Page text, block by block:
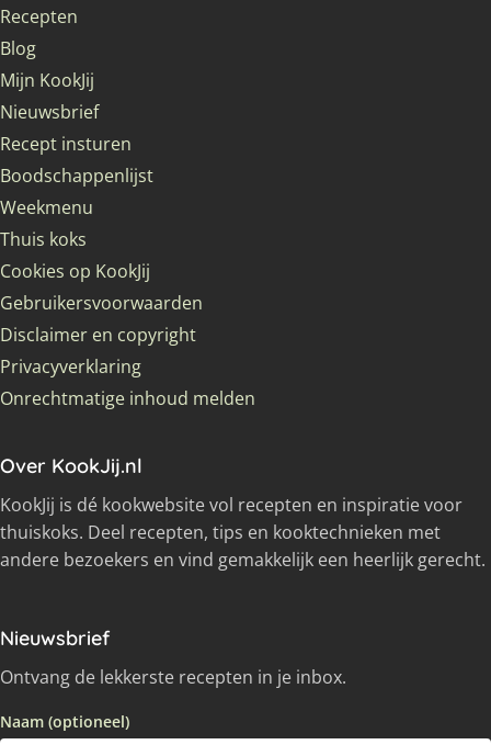
Recepten
Blog
Mijn KookJij
Nieuwsbrief
Recept insturen
Boodschappenlijst
Weekmenu
Thuis koks
Cookies op KookJij
Gebruikersvoorwaarden
Disclaimer en copyright
Privacyverklaring
Onrechtmatige inhoud melden
Over KookJij.nl
KookJij is dé kookwebsite vol recepten en inspiratie voor
thuiskoks. Deel recepten, tips en kooktechnieken met
andere bezoekers en vind gemakkelijk een heerlijk gerecht.
Nieuwsbrief
Ontvang de lekkerste recepten in je inbox.
Naam (optioneel)